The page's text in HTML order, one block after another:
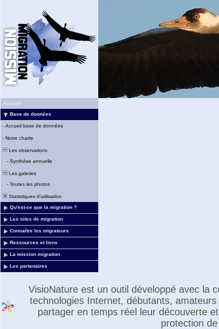
Accueil
Base de données
- Accueil base de données
- Notre charte
Les observations
- Synthèse annuelle
Les galeries
- Toutes les photos
Statistiques d'utilisation
Qu'est-ce que la migration ?
Les sites de migration
Connaître les migrateurs
Ressources et liens
La mission migration
Les partenaires
VisioNature est un outil développé avec la
technologies Internet, débutants,
partager en temps réel leur découverte
protection